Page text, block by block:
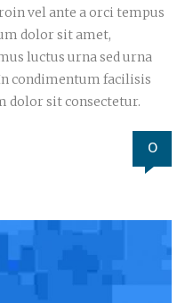
vel ante a orci tempus
dolor sit amet,
luctus urna sed urna
condimentum facilisis
dolor sit consectetur.
0